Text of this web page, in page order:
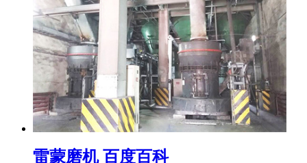
雷蒙磨机 百度百科